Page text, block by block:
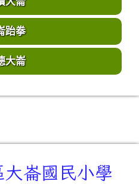
跆拳
大崙
崙國民小學